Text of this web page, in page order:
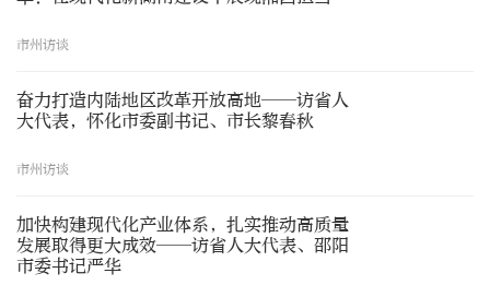
市州访谈
奋力打造内陆地区改革开放高地——访省人
大代表，怀化市委副书记、市长黎春秋
市州访谈
加快构建现代化产业体系，扎实推动高质量
发展取得更大成效——访省人大代表、邵阳
市委书记严华